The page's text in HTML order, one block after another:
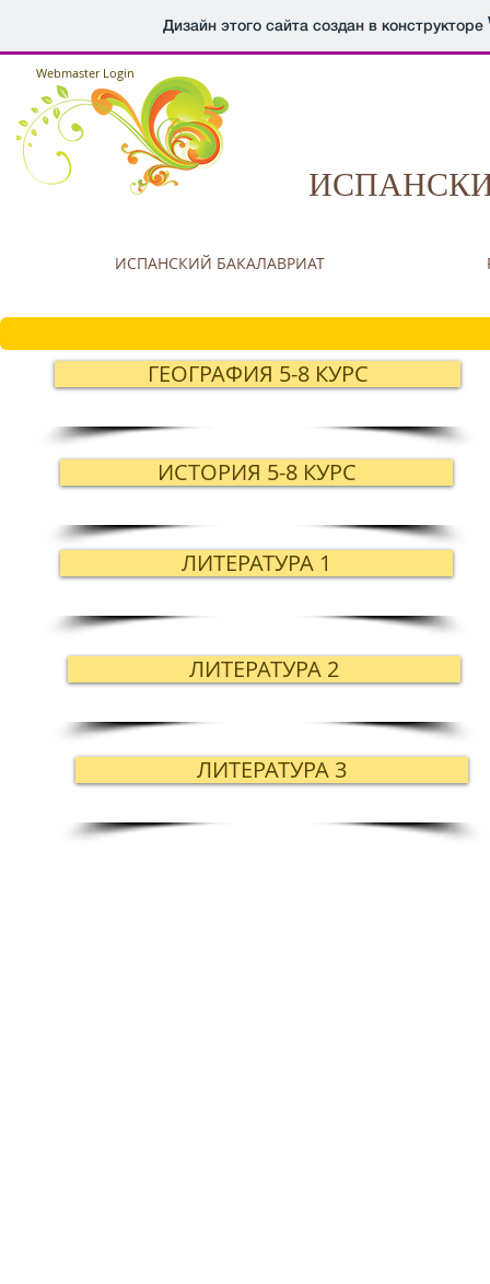
Дизайн этого сайта создан в конструкторе
ИСПАНСКИЙ БАКАЛАВРИАТ
Webmaster Login
ГЕОГРАФИЯ 5-8 КУРС
ИСТОРИЯ 5-8 КУРС
ЛИТЕРАТУРА 1
ЛИТЕРАТУРА 2
ЛИТЕРАТУРА 3